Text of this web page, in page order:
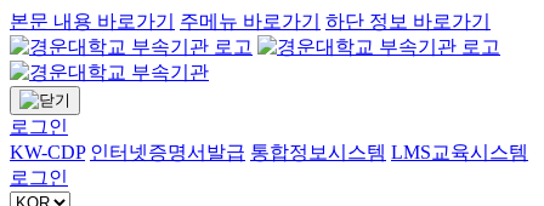
본문 내용 바로가기 주메뉴 바로가기 하단 정보 바로가기
로그인
KW-CDP 인터넷증명서발급 통합정보시스템 LMS교육시스템
로그인